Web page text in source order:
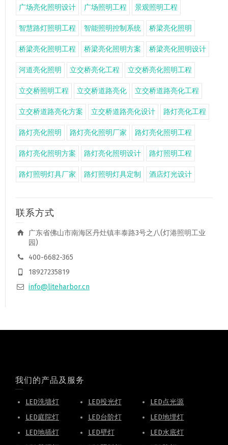
广场亮化照明设计 广场照明工程 景观照明工程
智慧路灯照明工程 智能照明控制系统 桥梁亮化照明
桥梁亮化照明工程 桥梁亮化照明方案 桥梁亮化照明设计
河道亮化照明 立交桥亮化工程 立交桥亮化照明工程
立交桥照明工程 立交桥道路亮化 立交桥道路亮化工程
立交桥道路亮化方案 立交桥道路亮化设计 路灯亮化工程
路灯亮化照明 路灯亮化照明厂家 路灯亮化照明工程
路灯亮化照明方案 路灯亮化照明设计 路灯照明工程
路灯照明灯具厂家 路灯照明灯具定制 酒店灯光设计
联系方式
广东省佛山市南海区丹灶镇丰泰路3号之八(灯港照明工业
园)
400-6682-365
18927235819
info@liteharbor.cn
我们的产品及服务
LED洗墙灯 LED投光灯
LED点光源
LED庭院灯
LED台阶灯
LED地埋灯
LED地插灯
LED壁灯
LED水底灯